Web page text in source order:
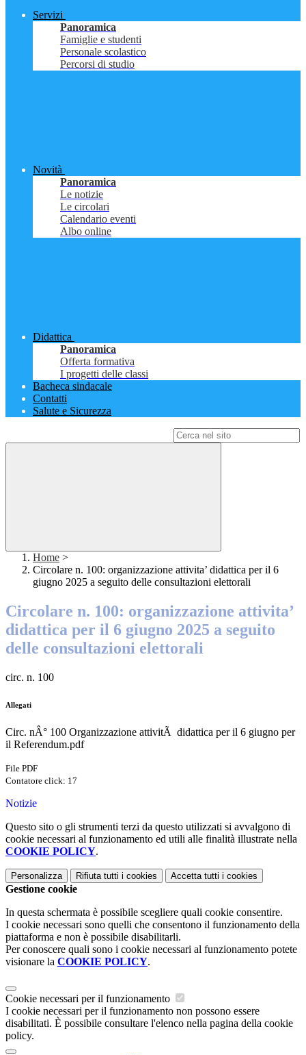
Servizi
Panoramica
Famiglie e studenti
Personale scolastico
Percorsi di studio
Novità
Panoramica
Le notizie
Le circolari
Calendario eventi
Albo online
Didattica
Panoramica
Offerta formativa
I progetti delle classi
Bacheca sindacale
Contatti
Salute e Sicurezza
Home >
Circolare n. 100: organizzazione attivita’ didattica per il 6
giugno 2025 a seguito delle consultazioni elettorali
Circolare n. 100: organizzazione attivita’
didattica per il 6 giugno 2025 a seguito
delle consultazioni elettorali
circ. n. 100
Allegati
Circ. nÂ° 100 Organizzazione attivitÃ didattica per il 6 giugno per
il Referendum.pdf
File PDF
Contatore click: 17
Notizie
Questo sito o gli strumenti terzi da questo utilizzati si avvalgono di
cookie necessari al funzionamento ed utili alle finalità illustrate nella
COOKIE POLICY.
Personalizza Rifiuta tutti i cookies Accetta tutti i cookies
Gestione cookie
In questa schermata è possibile scegliere quali cookie consentire.
I cookie necessari sono quelli che consentono il funzionamento della
piattaforma e non è possibile disabilitarli.
Per conoscere quali sono i cookie necessari al funzionamento potete
visionare la COOKIE POLICY.
Cookie necessari per il funzionamento
I cookie necessari per il funzionamento non possono essere
disabilitati. È possibile consultare l'elenco nella pagina della cookie
policy.